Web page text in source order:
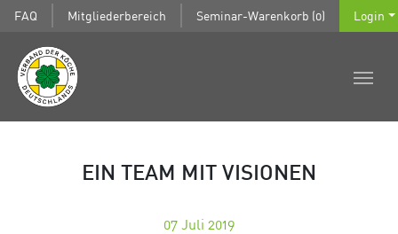
FAQ Mitgliederbereich Seminar-Warenkorb (0) Login
EIN TEAM MIT VISIONEN
07 Juli 2019